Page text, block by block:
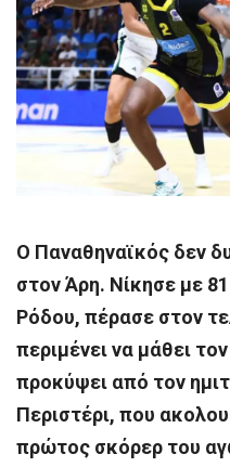
Ο Παναθηναϊκός δεν
στον Άρη. Νίκησε με
Ρόδου, πέρασε στον
περιμένει να μάθει
προκύψει από τον
Περιστέρι, που
πρώτος σκόρερ του